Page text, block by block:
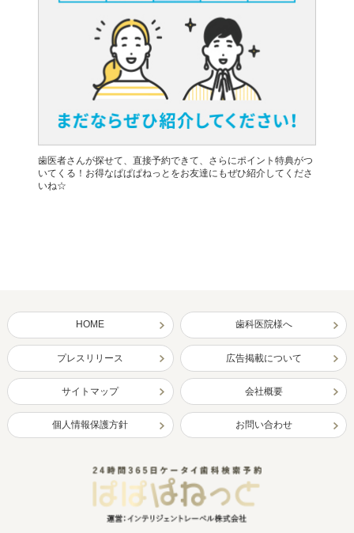
歯医者さんが探せて、直接予約できて、さらにポイント特典がつ
いてくる！お得なぱぱぱねっとをお友達にもぜひ紹介してくださ
いね☆
HOME 歯科医院様へ
プレスリリース 広告掲載について
サイトマップ 会社概要
個人情報保護方針 お問い合わせ